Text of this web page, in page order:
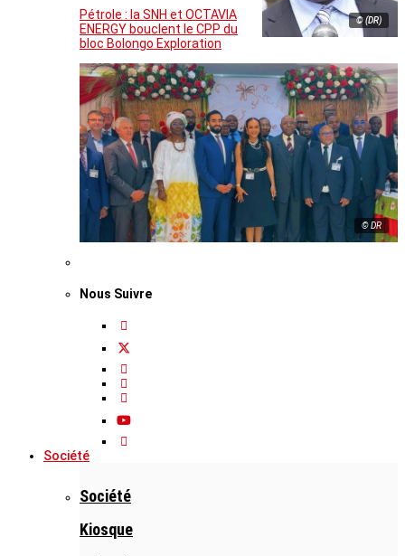
© (DR)
Pétrole : la SNH et OCTAVIA
ENERGY bouclent le CPP du
bloc Bolongo Exploration
© DR
Nous Suivre
Société
Société
Kiosque